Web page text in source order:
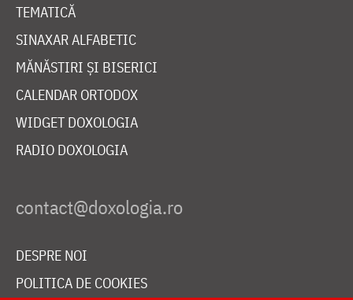
TEMATICĂ
SINAXAR ALFABETIC
MĂNĂSTIRI ȘI BISERICI
CALENDAR ORTODOX
WIDGET DOXOLOGIA
RADIO DOXOLOGIA
DESPRE NOI
POLITICA DE COOKIES